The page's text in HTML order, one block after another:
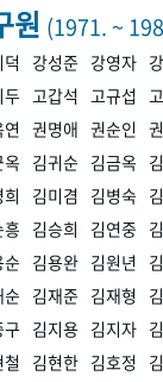
원 (1971. ~
강성준 강영자
두 고갑석 고규섭
권명애 권순인
옥 김귀순 김금옥
김미겸 김병숙
흥 김승희 김연중
순 김용완 김원년
순 김재준 김재형
구 김지용 김지자
김현한 김호정